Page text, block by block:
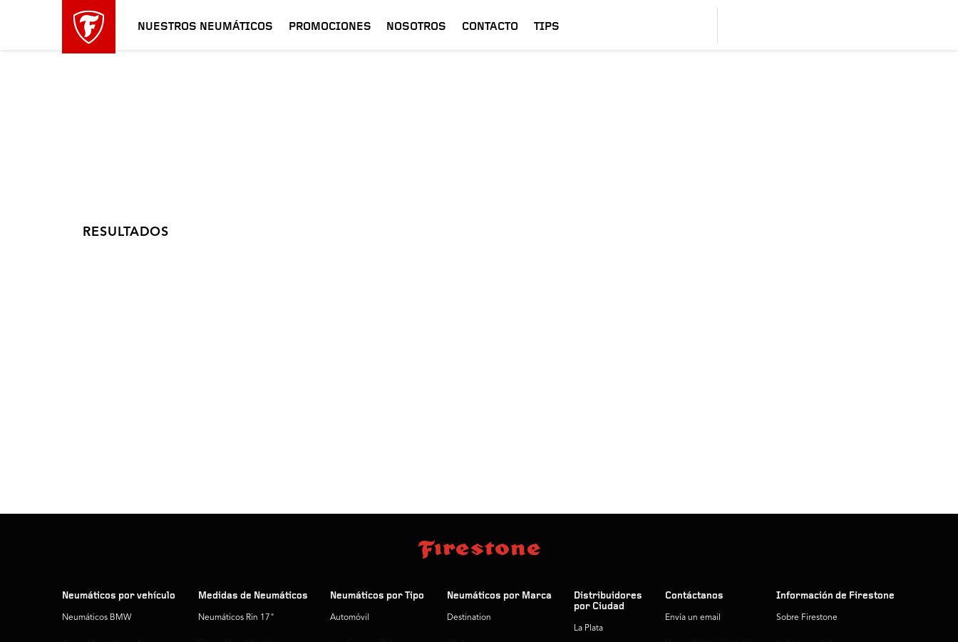
NUESTROS NEUMÁTICOS PROMOCIONES NOSOTROS CONTACTO TIPS
RESULTADOS
Neumáticos por vehículo
Neumáticos BMW
Medidas de Neumáticos
Neumáticos Rin 17"
Neumáticos por Tipo
Automóvil
Neumáticos por Marca
Destination
Distribuidores
por Ciudad
La Plata
Contáctanos
Envía un email
Información de Firestone
Sobre Firestone